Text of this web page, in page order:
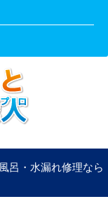
呂・水漏れ修理なら